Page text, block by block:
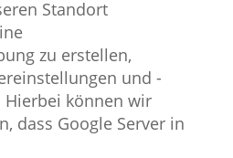
Standort
zu erstellen,
und -
können wir
dass Google Server in